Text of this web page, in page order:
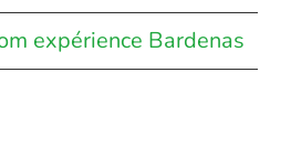
expérience Bardenas